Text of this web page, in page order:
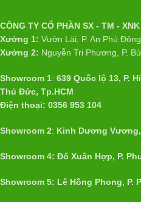
CÔNG TY CỔ PHẦN SX - TM -
Xưởng 1: Vườn Lài, P. An Phú
Xưởng 2: Nguyễn Tri Phương, P.
Showroom 1: 639 Quốc lộ 13, P.
Thủ Đức, Tp.HCM
Điện thoại: 0356 953 104
Showroom 2: Kinh Dương Vương,
Showroom 4: Đổ Xuân Hợp, P.
Showroom 5: Lê Hồng Phong, P.